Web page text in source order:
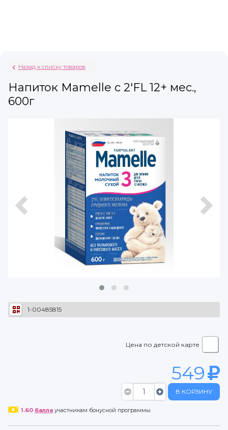
Назад к списку товаров
Напиток Mamelle с 2'FL 12+ мес.,
600г
1-00485815
Цена по детской карте
549
В КОРЗИНУ
1.60 баллаучастникам бонусной программы